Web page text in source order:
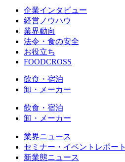
企業インタビュー
経営ノウハウ
業界動向
法令・食の安全
お役立ち
FOODCROSS
飲食・宿泊
卸・メーカー
飲食・宿泊
卸・メーカー
業界ニュース
セミナー・イベントレポート
新業態ニュース